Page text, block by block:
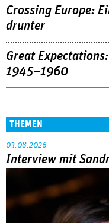
Crossing Europe:
drunter
Great
1945–1960
THEMEN
03.08.2026
Interview mit